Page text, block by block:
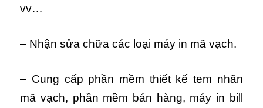
vv…
– Nhận sửa chữa các loại máy in mã vạch.
– Cung cấp phần mềm thiết kế tem nhãn
mã vạch, phần mềm bán hàng, máy in bill